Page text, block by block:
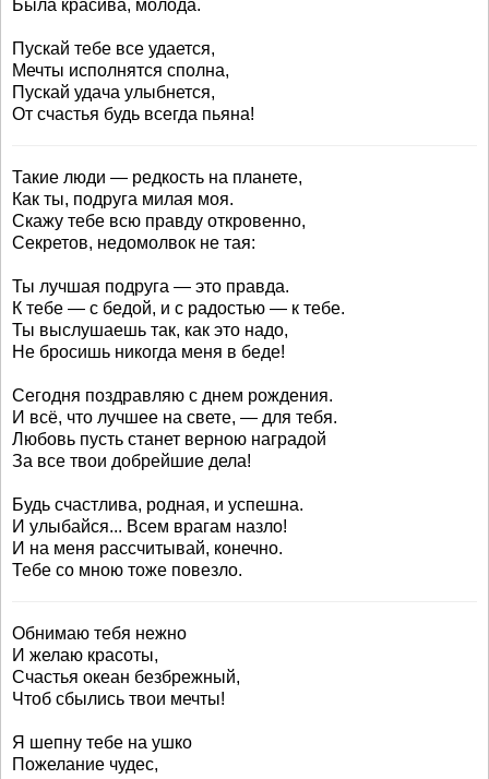
Была красива, молода.
Пускай тебе все удается,
Мечты исполнятся сполна,
Пускай удача улыбнется,
От счастья будь всегда пьяна!
Такие люди — редкость на планете,
Как ты, подруга милая моя.
Скажу тебе всю правду откровенно,
Секретов, недомолвок не тая:
Ты лучшая подруга — это правда.
К тебе — с бедой, и с радостью — к тебе.
Ты выслушаешь так, как это надо,
Не бросишь никогда меня в беде!
Сегодня поздравляю с днем рождения.
И всё, что лучшее на свете, — для тебя.
Любовь пусть станет верною наградой
За все твои добрейшие дела!
Будь счастлива, родная, и успешна.
И улыбайся... Всем врагам назло!
И на меня рассчитывай, конечно.
Тебе со мною тоже повезло.
Обнимаю тебя нежно
И желаю красоты,
Счастья океан безбрежный,
Чтоб сбылись твои мечты!
Я шепну тебе на ушко
Пожелание чудес,